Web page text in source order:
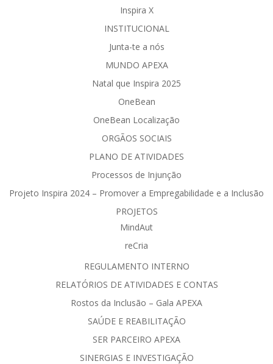
Inspira X
INSTITUCIONAL
Junta-te a nós
MUNDO APEXA
Natal que Inspira 2025
OneBean
OneBean Localização
ORGÃOS SOCIAIS
PLANO DE ATIVIDADES
Processos de Injunção
Projeto Inspira 2024 – Promover a Empregabilidade e a Inclusão
PROJETOS
MindAut
reCria
REGULAMENTO INTERNO
RELATÓRIOS DE ATIVIDADES E CONTAS
Rostos da Inclusão – Gala APEXA
SAÚDE E REABILITAÇÃO
SER PARCEIRO APEXA
SINERGIAS E INVESTIGAÇÃO